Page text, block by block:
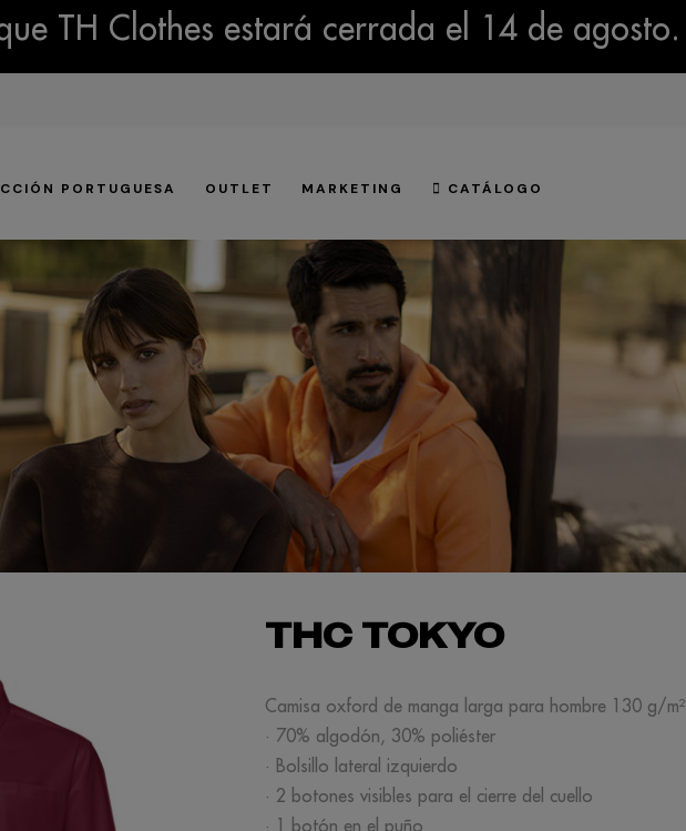
TH Clothes estará cerrada el 14 de agosto.
PORTUGUESA OUTLET MARKETING CATÁLOGO
THC TOKYO
Camisa oxford de manga larga para hombre 130 g/m²
· 70% algodón, 30% poliéster
· Bolsillo lateral izquierdo
· 2 botones visibles para el cierre del cuello
· 1 botón en el puño